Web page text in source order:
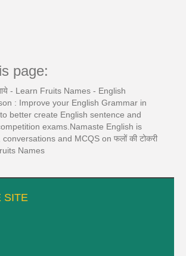
page:
- Learn Fruits Names - English
: Improve your English Grammar in
better create English sentence and
exams.Namaste English is
and MCQS on फलों की टोकरी
Names
SITE